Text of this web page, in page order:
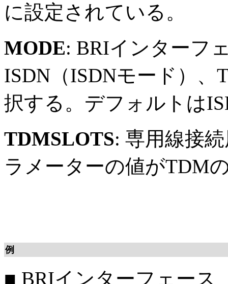
に設定されている。
MODE: BRIインターフ
ISDN（ISDNモード）
択する。デフォルトは
TDMSLOTS: 専用線接
ラメーターの値がTDM
例
■ BRIインターフェース